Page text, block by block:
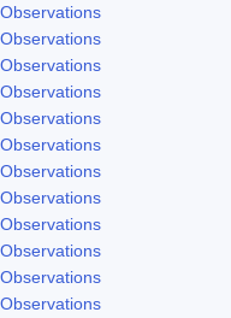
Observations
Observations
Observations
Observations
Observations
Observations
Observations
Observations
Observations
Observations
Observations
Observations